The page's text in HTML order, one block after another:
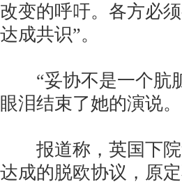
改变的呼吁。各方必
达成共识”。
“妥协不是一个肮脏
眼泪结束了她的演说。
报道称，英国下院
达成的脱欧协议，原